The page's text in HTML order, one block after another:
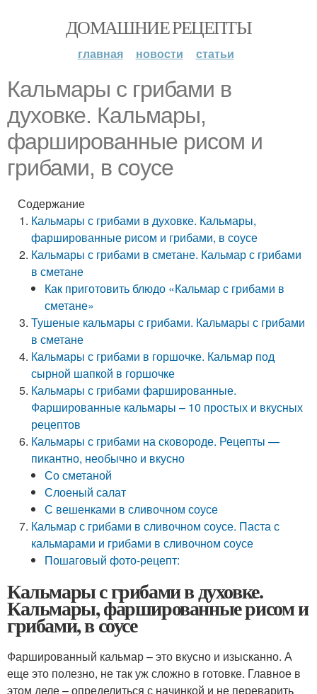
ДОМАШНИЕ РЕЦЕПТЫ
главная новости статьи
Кальмары с грибами в
духовке. Кальмары,
фаршированные рисом и
грибами, в соусе
Содержание
Кальмары с грибами в духовке. Кальмары,
фаршированные рисом и грибами, в соусе
Кальмары с грибами в сметане. Кальмар с грибами
в сметане
Как приготовить блюдо «Кальмар с грибами в
сметане»
Тушеные кальмары с грибами. Кальмары с грибами
в сметане
Кальмары с грибами в горшочке. Кальмар под
сырной шапкой в горшочке
Кальмары с грибами фаршированные.
Фаршированные кальмары – 10 простых и вкусных
рецептов
Кальмары с грибами на сковороде. Рецепты —
пикантно, необычно и вкусно
Со сметаной
Слоеный салат
С вешенками в сливочном соусе
Кальмар с грибами в сливочном соусе. Паста с
кальмарами и грибами в сливочном соусе
Пошаговый фото-рецепт:
Кальмары с грибами в духовке.
Кальмары, фаршированные рисом и
грибами, в соусе
Фаршированный кальмар – это вкусно и изысканно. А
еще это полезно, не так уж сложно в готовке. Главное в
этом деле – определиться с начинкой и не переварить